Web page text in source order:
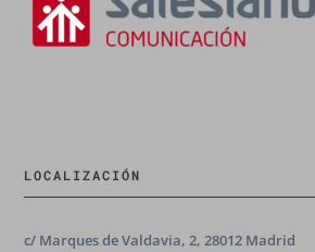
LOCALIZACIÓN
c/ Marques de Valdavia, 2, 28012 Madrid